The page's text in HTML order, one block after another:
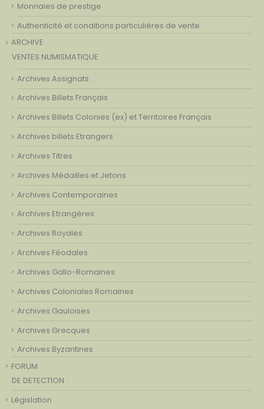
Monnaies de prestige
Authenticité et conditions particulières de vente
ARCHIVE
VENTES NUMISMATIQUE
Archives Assignats
Archives Billets Français
Archives Billets Colonies (ex) et Territoires Français
Archives billets Etrangers
Archives Titres
Archives Médailles et Jetons
Archives Contemporaines
Archives Etrangères
Archives Royales
Archives Féodales
Archives Gallo-Romaines
Archives Coloniales Romaines
Archives Gauloises
Archives Grecques
Archives Byzantines
FORUM
DE DETECTION
Législation